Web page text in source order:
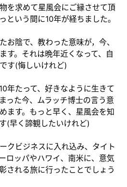
を求めて星風会にご縁させて頂
という間に10年が経ちました。
お陰で、教わった意味が，今、
す。それは晩年近くなって、自
す(悔しいけれど)
年たって、好きなように生きて
った今、ムラッチ博士の言う意
ます。もっと早く、星風会を知
(早く諦観したいけれど)
クビジネスに入れ込み、タイト
ロッパやハワイ、南米に、意気
される旅に行ったことでしょう